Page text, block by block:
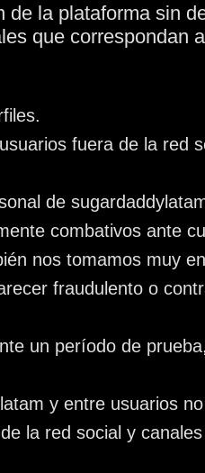
de la plataforma sin
que correspondan
fuera de la red
de
combativos ante
nos tomamos muy
fraudulento o
un período de
y entre usuarios no
la red social y canales